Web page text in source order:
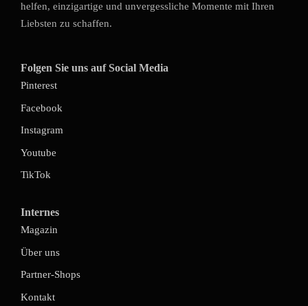
helfen, einzigartige und unvergessliche Momente mit Ihren
Liebsten zu schaffen.
Folgen Sie uns auf Social Media
Pinterest
Facebook
Instagram
Youtube
TikTok
Internes
Magazin
Über uns
Partner-Shops
Kontakt